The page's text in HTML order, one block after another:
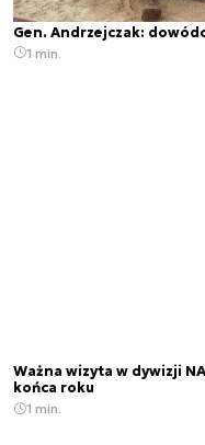
Gen. Andrzejczak:
1 min.
Ważna wizyta w dywizji
końca roku
1 min.